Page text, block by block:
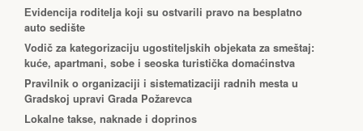
Еvidencija roditelja koji su ostvarili pravo na besplatno
auto sedište
Vodič za kategorizaciju ugostiteljskih objekata za smeštaj:
kuće, apartmani, sobe i seoska turistička domaćinstva
Pravilnik o organizaciji i sistematizaciji radnih mesta u
Gradskoj upravi Grada Požarevca
Lokalne takse, naknade i doprinos